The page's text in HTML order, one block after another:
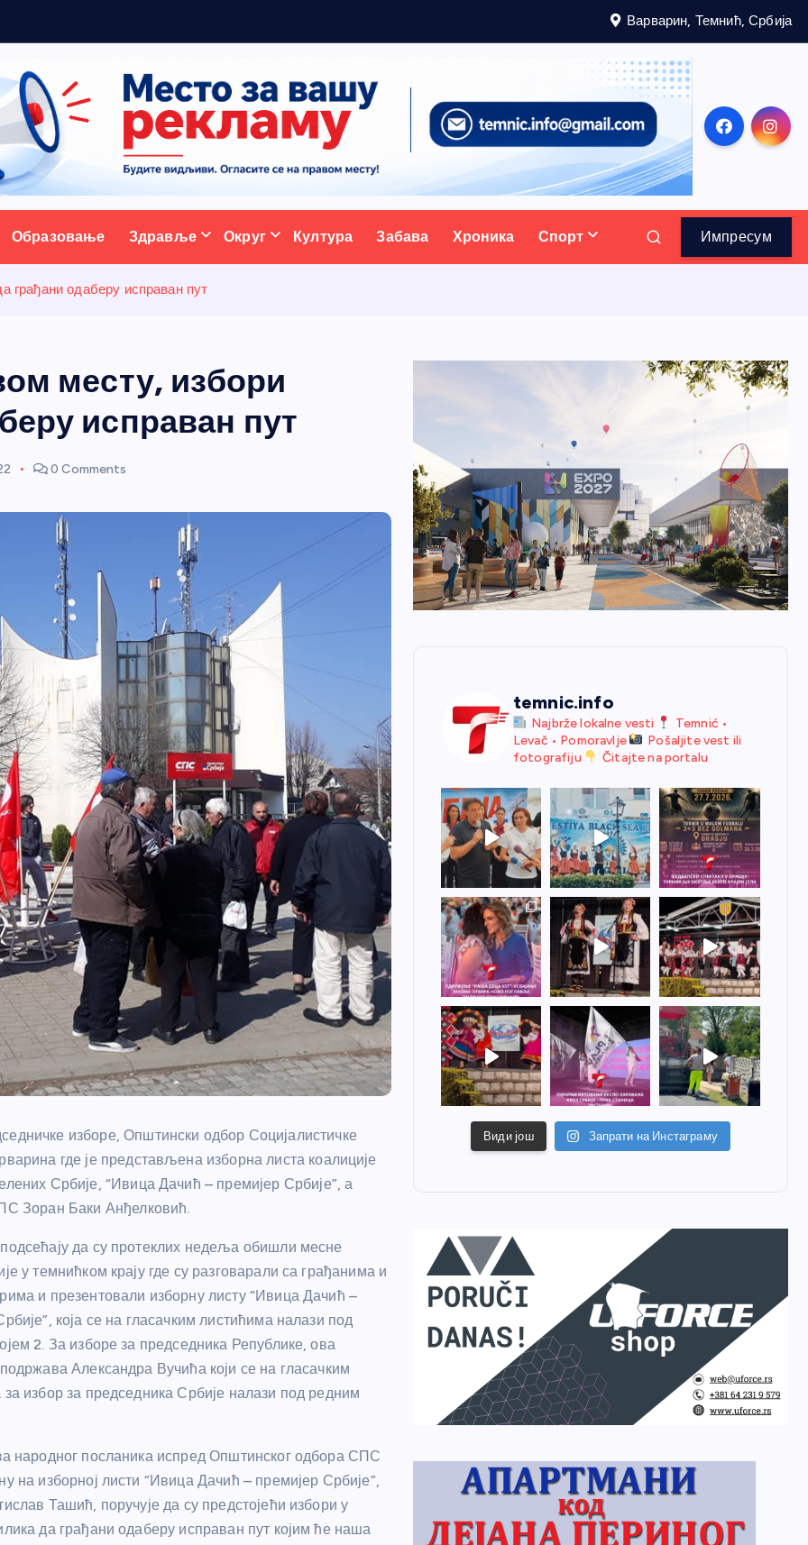
Варварин, Темнић, Србија
портал
Образовање Здравље Округ Култура Забава Хроника Спорт Импресум
грађани одаберу исправан пут
месту, избори
исправан пут
0 Comments
изборе, Општински одбор Социјалистичке
где је представљена изборна листа коалиције
Србије, “Ивица Дачић – премијер Србије”, а
Зоран Баки Анђелковић.
да су протеклих недеља обишли месне
у темнићком крају где су разговарали са грађанима и
и презентовали изборну листу “Ивица Дачић –
која се на гласачким листићима налази под
2. За изборе за председника Републике, ова
Александра Вучића који се на гласачким
за избор за председника Србије налази под редним
народног посланика испред Општинског одбора СПС
на изборној листи “Ивица Дачић – премијер Србије”,
Ташић, поручује да су предстојећи избори у
да грађани одаберу исправан пут којим ће наша
temnic.info
Najbrže lokalne vesti
Temnić •
Levač • Pomoravlje
Pošaljite vest ili
fotografiju
Čitajte na portalu
Види још Запрати на Инстаграму